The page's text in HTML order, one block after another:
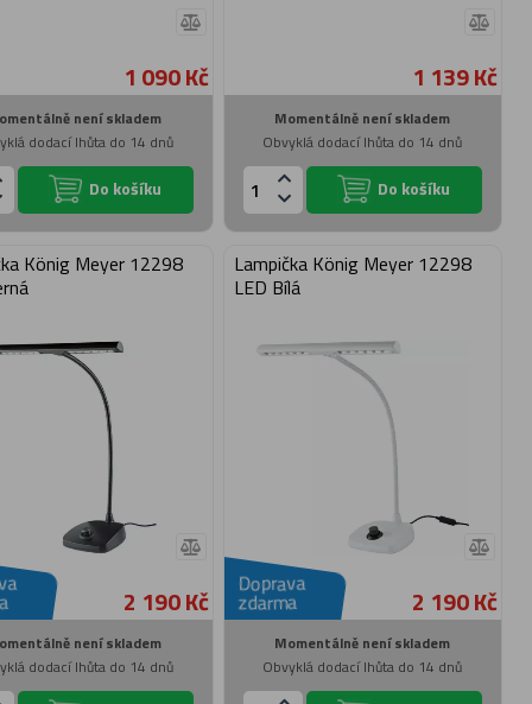
1 090 Kč
není skladem
dodací lhůta do 14 dnů
Do košíku
1 139 Kč
Momentálně není skladem
Obvyklá dodací lhůta do 14 dnů
Do košíku
König Meyer 12298
2 190 Kč
není skladem
dodací lhůta do 14 dnů
Lampička König Meyer 12298
LED Bílá
Doprava
zdarma 2 190 Kč
Momentálně není skladem
Obvyklá dodací lhůta do 14 dnů